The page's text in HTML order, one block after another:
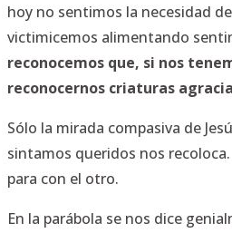
hoy no sentimos la necesidad
victimicemos alimentando
reconocemos que, si nos
reconocernos criaturas
Sólo la mirada compasiva de
sintamos queridos nos
para con el otro.
En la parábola se nos dice